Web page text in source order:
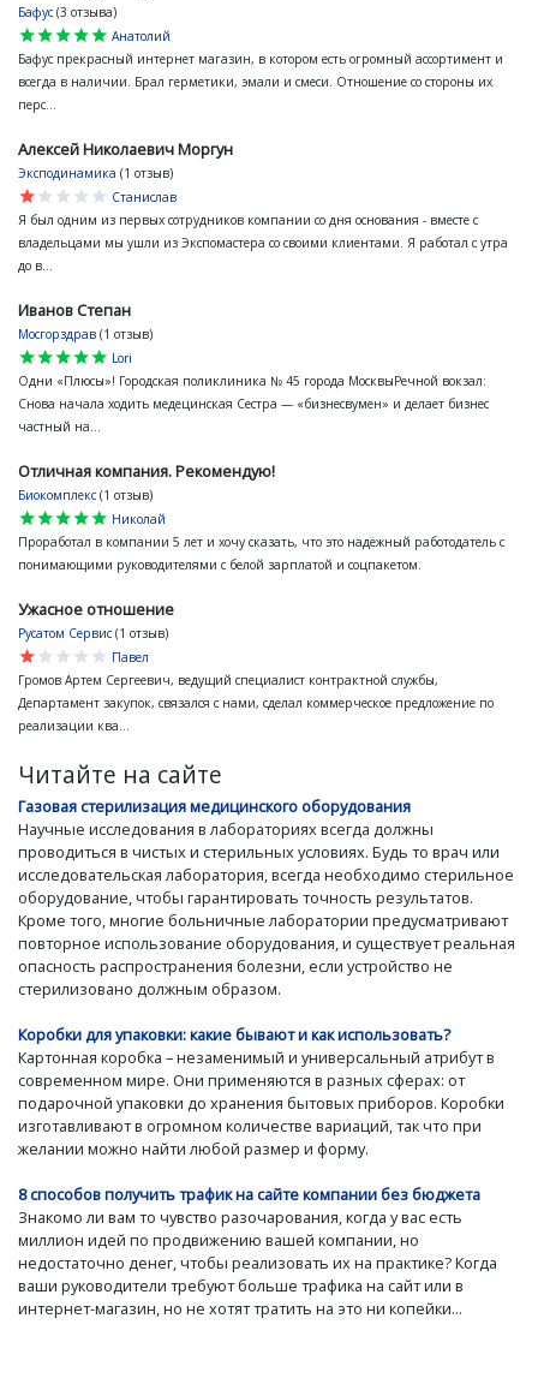
Бафус (3 отзыва)
star
star
star
star
star
Анатолий
Бафус прекрасный интернет магазин, в котором есть огромный ассортимент и
всегда в наличии. Брал герметики, эмали и смеси. Отношение со стороны их
перс...
Алексей Николаевич Моргун
Эксподинамика (1 отзыв)
star
star
star
star
star
Станислав
Я был одним из первых сотрудников компании со дня основания - вместе с
владельцами мы ушли из Экспомастера со своими клиентами. Я работал с утра
до в...
Иванов Степан
Мосгорздрав (1 отзыв)
star
star
star
star
star
Lori
Одни «Плюсы»! Городская поликлиника № 45 города МосквыРечной вокзал:
Снова начала ходить медецинская Сестра — «бизнесвумен» и делает бизнес
частный на...
Отличная компания. Рекомендую!
Биокомплекс (1 отзыв)
star
star
star
star
star
Николай
Проработал в компании 5 лет и хочу сказать, что это надёжный работодатель с
понимающими руководителями с белой зарплатой и соцпакетом.
Ужасное отношение
Русатом Сервис (1 отзыв)
star
star
star
star
star
Павел
Громов Артем Сергеевич, ведущий специалист контрактной службы,
Департамент закупок, связался с нами, сделал коммерческое предложение по
реализации ква...
Читайте на сайте
Газовая стерилизация медицинского оборудования
Научные исследования в лабораториях всегда должны
проводиться в чистых и стерильных условиях. Будь то врач или
исследовательская лаборатория, всегда необходимо стерильное
оборудование, чтобы гарантировать точность результатов.
Кроме того, многие больничные лаборатории предусматривают
повторное использование оборудования, и существует реальная
опасность распространения болезни, если устройство не
стерилизовано должным образом.
Коробки для упаковки: какие бывают и как использовать?
Картонная коробка – незаменимый и универсальный атрибут в
современном мире. Они применяются в разных сферах: от
подарочной упаковки до хранения бытовых приборов. Коробки
изготавливают в огромном количестве вариаций, так что при
желании можно найти любой размер и форму.
8 способов получить трафик на сайте компании без бюджета
Знакомо ли вам то чувство разочарования, когда у вас есть
миллион идей по продвижению вашей компании, но
недостаточно денег, чтобы реализовать их на практике? Когда
ваши руководители требуют больше трафика на сайт или в
интернет-магазин, но не хотят тратить на это ни копейки...